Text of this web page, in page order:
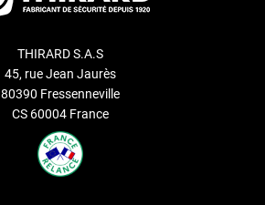
THIRARD S.A.S
45, rue Jean Jaurès
80390 Fressenneville
CS 60004 France